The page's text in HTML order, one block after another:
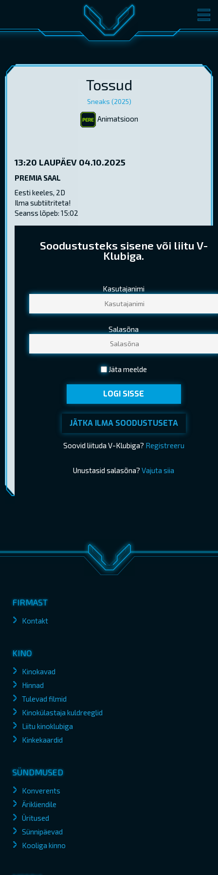
FILMID PILETID
V-KLUBI
KINKEKAARDID
Tossud
Sneaks (2025)
Animatsioon
13:20 LAUPÄEV 04.10.2025
PREMIA SAAL
Eesti keeles, 2D
Ilma subtiitriteta!
Seanss lõpeb: 15:02
Soodustusteks sisene või liitu V-
Klubiga.
Kasutajanimi
Salasõna
Jäta meelde
LOGI SISSE
JÄTKA ILMA SOODUSTUSETA
Soovid liituda V-Klubiga? Registreeru
Unustasid salasõna? Vajuta siia
PILETIHINNAD
Tavapilet 10,30 €
Lapsepilet 6,40 €
(Kehtib EV pensionitunnistuse esitamisel)
Piletimüük lõppes 04.10.2025 13:20 OSTA PILETID
FIRMAST
Kontakt
KINO
Kinokavad
Hinnad
Tulevad filmid
Kinokülastaja kuldreeglid
Liitu kinoklubiga
Kinkekaardid
SÜNDMUSED
Konverents
Ärikliendile
Üritused
Sünnipäevad
Kooliga kinno